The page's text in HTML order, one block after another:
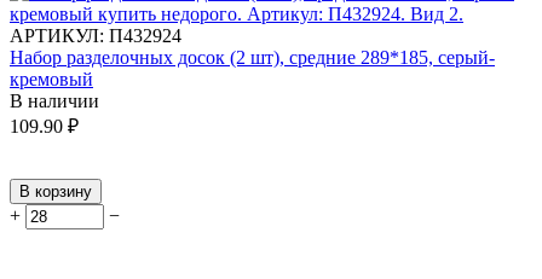
АРТИКУЛ: П432924
Набор разделочных досок (2 шт), средние 289*185, серый-
кремовый
В наличии
109.90 ₽
В корзину
+ −